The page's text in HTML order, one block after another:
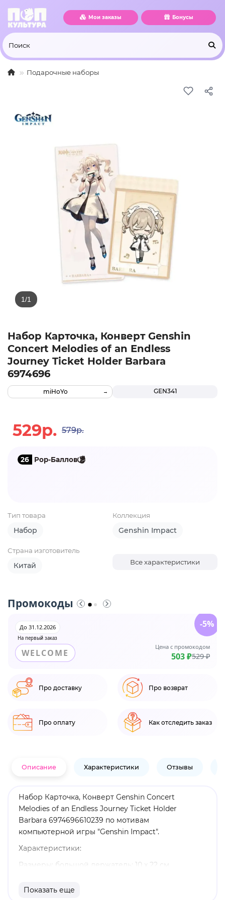
Мои заказы Бонусы
Подарочные наборы
Набор Карточка, Конверт Genshin
Concert Melodies of an Endless
Journey Ticket Holder Barbara
6974696
GEN341
miHoYo
529р. 579р.
26 Pop-Баллов
Тип товара
Набор
Коллекция
Genshin Impact
Страна изготовитель
Китай Все характеристики
Промокоды
На первый заказ
До 31.12.2026
WELCOME
Цена с промокодом
503 ₽529 ₽
-5%
Про доставку Про возврат
Про оплату Как отследить заказ
Описание Характеристики Отзывы
Набор Карточка, Конверт Genshin Concert
Melodies of an Endless Journey Ticket Holder
Barbara 6974696610239 по мотивам
компьютерной игры "Genshin Impact".
Характеристики:
Размеры: большой держатель: 10 x 22 см,
Материал: пластик
Показать еще